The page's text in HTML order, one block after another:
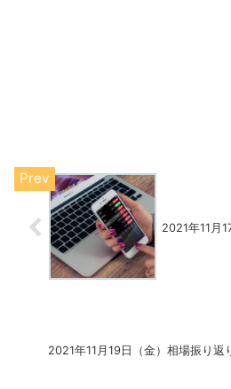
2021年11月
2021年11月19日（金）相場振り返